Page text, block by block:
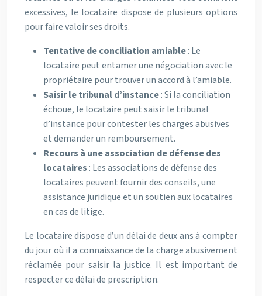
excessives, le locataire dispose de plusieurs options
pour faire valoir ses droits.
Tentative de conciliation amiable: Le
locataire peut entamer une négociation avec le
propriétaire pour trouver un accord à l’amiable.
Saisir le tribunal d’instance: Si la conciliation
échoue, le locataire peut saisir le tribunal
d’instance pour contester les charges abusives
et demander un remboursement.
Recours à une association de défense des
locataires : Les associations de défense des
locataires peuvent fournir des conseils, une
assistance juridique et un soutien aux locataires
en cas de litige.
Le locataire dispose d’un délai de deux ans à compter
du jour où il a connaissance de la charge abusivement
réclamée pour saisir la justice. Il est important de
respecter ce délai de prescription.